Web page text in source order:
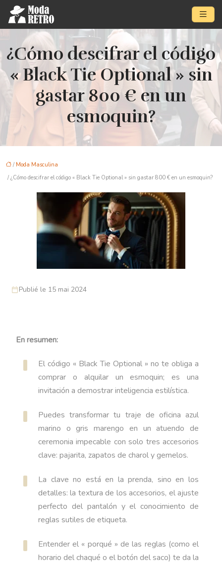
¿Cómo descifrar el código
« Black Tie Optional » sin
gastar 800 € en un
esmoquin?
/ Moda Masculina
/ ¿Cómo descifrar el código « Black Tie Optional » sin gastar 800 € en un esmoquin?
Publié le 15 mai 2024
En resumen:
El código « Black Tie Optional » no te obliga a
comprar o alquilar un esmoquin; es una
invitación a demostrar inteligencia estilística.
Puedes transformar tu traje de oficina azul
marino o gris marengo en un atuendo de
ceremonia impecable con solo tres accesorios
clave: pajarita, zapatos de charol y gemelos.
La clave no está en la prenda, sino en los
detalles: la textura de los accesorios, el ajuste
perfecto del pantalón y el conocimiento de
reglas sutiles de etiqueta.
Entender el « porqué » de las reglas (como el
horario del chaqué o el botón del saco) te da la